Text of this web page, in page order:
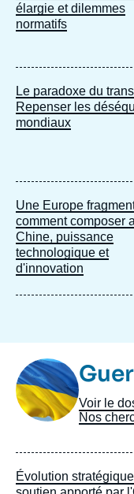
élargie et dilemmes
normatifs
Le paradoxe du
Repenser les
mondiaux
Une Europe
comment composer
Chine, puissance
technologique et
d'innovation
Image
Taxonomie
Voir le
Nos
Évolution